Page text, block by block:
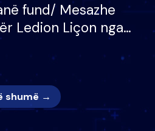
fund/ Mesazhe
Ledion Liçon nga
e tij, moderatori
Nuk meritoj…
shumë →